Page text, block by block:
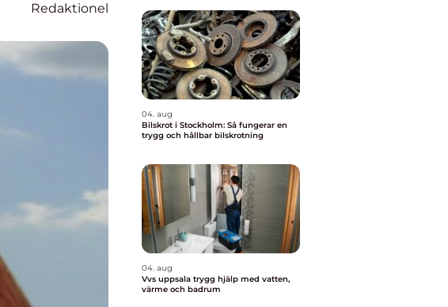
Redaktionel
04. aug
Bilskrot i Stockholm: Så fungerar en
trygg och hållbar bilskrotning
04. aug
Vvs uppsala trygg hjälp med vatten,
värme och badrum